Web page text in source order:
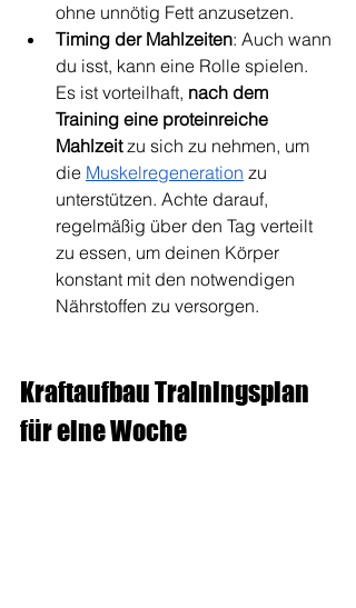
ohne unnötig Fett anzusetzen.
Timing der Mahlzeiten: Auch wann
du isst, kann eine Rolle spielen.
Es ist vorteilhaft, nach dem
Training eine proteinreiche
Mahlzeit zu sich zu nehmen, um
die Muskelregeneration zu
unterstützen. Achte darauf,
regelmäßig über den Tag verteilt
zu essen, um deinen Körper
konstant mit den notwendigen
Nährstoffen zu versorgen.
Kraftaufbau Trainingsplan
für eine Woche